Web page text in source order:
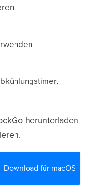
herunterladen
Download für macOS